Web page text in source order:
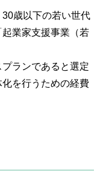
歳以下の若い世代
業家支援事業（若
ランであると選定
を行うための経費